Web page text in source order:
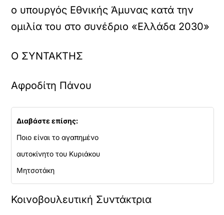
ο υπουργός Εθνικής Άμυνας κατά την
ομιλία του στο συνέδριο «Ελλάδα 2030»
Ο ΣΥΝΤΑΚΤΗΣ
Αφροδίτη Πάνου
Διαβάστε επίσης:
Ποιο είναι το αγαπημένο
αυτοκίνητο του Κυριάκου
Μητσοτάκη
Κοινοβουλευτική Συντάκτρια